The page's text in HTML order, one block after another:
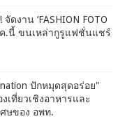
ดงาน ‘FASHION FOTO
.ค.นี้ ขนเหล่ากูรูแฟชั่นแชร์
ปักหมุดสุดอร่อย"
เที่ยวเชิงอาหารและ
ษของ อพท.